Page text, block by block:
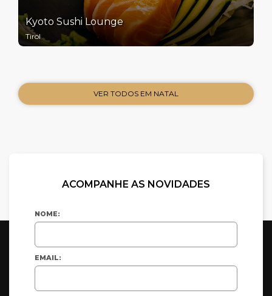
Kyoto Sushi Lounge
Tirol
VER TODOS EM NATAL
ACOMPANHE AS NOVIDADES
NOME:
EMAIL: